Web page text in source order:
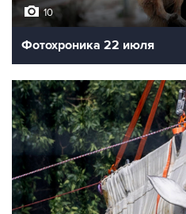
10
Фотохроника 22 июля